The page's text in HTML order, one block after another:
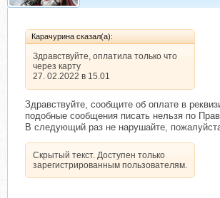
Карачурина сказал(а):
Здравствуйте, оплатила только что
через карту
27. 02.2022 в 15.01
Здравствуйте, сообщите об оплате в
подобные сообщения писать нельзя по
В следующий раз не нарушайте,
Скрытый текст. Доступен только
зарегистрированным пользователям.